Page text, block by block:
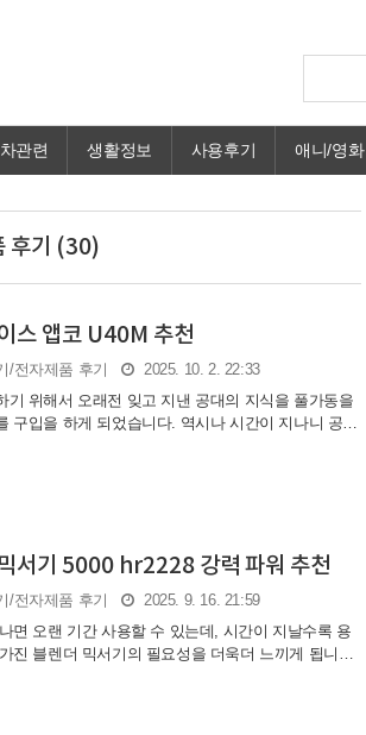
관련 생활정보 사용후기 애니/영화
후기 (30)
스 앱코 U40M 추천
/전자제품 후기
2025. 10. 2. 22:33
기 위해서 오래전 잊고 지낸 공대의 지식을 풀가동을
구입을 하게 되었습니다. 역시나 시간이 지나니 공대
능의 컴퓨터는 알턱이 없습니다. 그래서 사람들이
성비 컴퓨터에서 조금 업그레이드시켜며 특히 컴퓨
있었는데, 웬걸 요즘 컴퓨터 케이스는 무언가 속이
들이 너무나도 이쁘게 보였습니다. 이러한 컴퓨터 케
스라고 부르며 다양한 브랜드 제품들이 있었습니다..
서기 5000 hr2228 강력 파워 추천
/전자제품 후기
2025. 9. 16. 21:59
면 오랜 기간 사용할 수 있는데, 시간이 지날수록 용
진 블렌더 믹서기의 필요성을 더욱더 느끼게 됩니다.
가진 필립스 블렌더 믹서기 5000 hr2228 제품을 저렴
천 이유를 이야기해보겠습니다. 필립스 믹서기 문제